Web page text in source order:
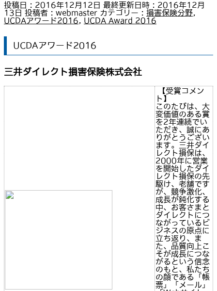
投稿日 : 2016年12月12日 最終更新日時 : 2016年12月
13日 投稿者 : webmaster カテゴリー : 損害保険分野
UCDAアワード2016
UCDA Award 2016
UCDAアワード2016
三井ダイレクト損害保険株式会社
【受賞コメン
ト】
このたびは、大
変価値のある賞
を2年連続でい
ただき、誠にあ
りがとうござい
ます。三井ダイ
レクト損保は、
2000年に営業
を開始したダイ
レクト損保の先
駆け、老舗です
が、競争激化、
成長が鈍化する
中、お客さまと
ダイレクトにつ
ながっているビ
ジネスの原点に
立ち返り、ま
た、品質向上こ
そが成長につな
がるという信念
のもと、私たち
の顔である「帳
票」「メール」